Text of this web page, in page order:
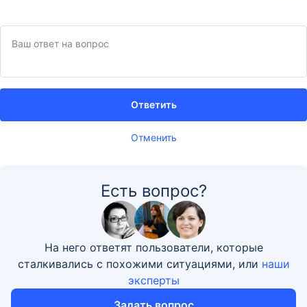
Отменить
Ответить
Есть вопрос?
На него ответят пользователи, которые
сталкивались с похожими ситуациями, или наши
эксперты